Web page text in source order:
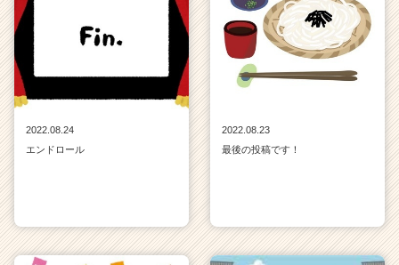
2022.08.24
エンドロール
2022.08.23
最後の投稿です！